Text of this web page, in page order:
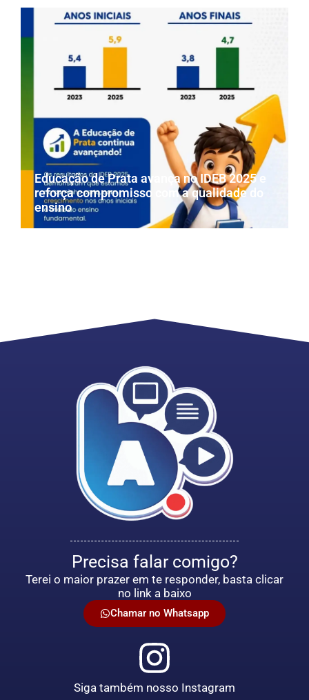
Educação de Prata avança no IDEB 2025 e
reforça compromisso com a qualidade do
ensino
Precisa falar comigo?
Terei o maior prazer em te responder, basta clicar
no link a baixo
Chamar no Whatsapp
Siga também nosso Instagram